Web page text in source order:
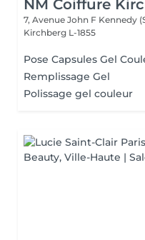
NM Coiffure
7, Avenue John F Kennedy
Kirchberg L-1855
Pose Capsules Gel
Remplissage Gel
Polissage gel couleur